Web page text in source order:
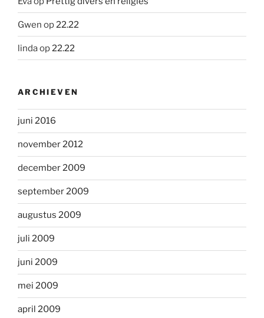
Gwen op 22.22
lindaop 22.22
ARCHIEVEN
juni 2016
november 2012
december 2009
september 2009
augustus 2009
juli 2009
juni 2009
mei 2009
april 2009